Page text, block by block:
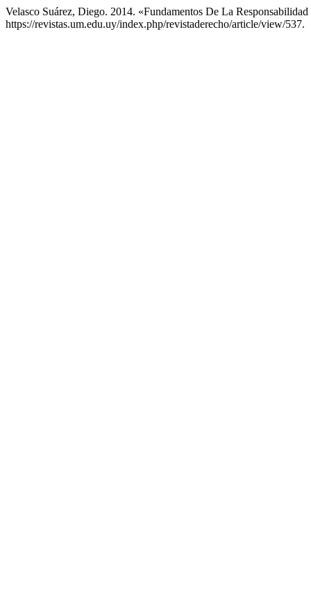
Velasco Suárez, Diego. 2014. «Fundamentos De La
https://revistas.um.edu.uy/index.php/revistaderecho/article/view/537.